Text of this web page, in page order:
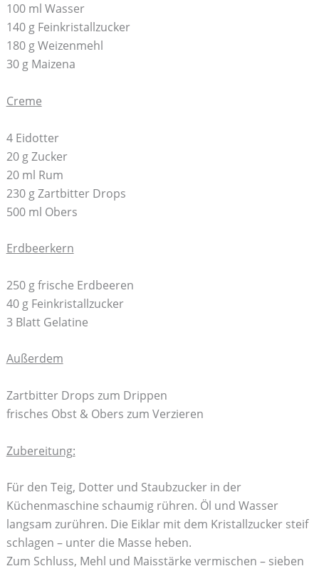
100 ml Wasser
140 g Feinkristallzucker
180 g Weizenmehl
30 g Maizena
Creme
4 Eidotter
20 g Zucker
20 ml Rum
230 g Zartbitter Drops
500 ml Obers
Erdbeerkern
250 g frische Erdbeeren
40 g Feinkristallzucker
3 Blatt Gelatine
Außerdem
Zartbitter Drops zum Drippen
frisches Obst & Obers zum Verzieren
Zubereitung:
Für den Teig, Dotter und Staubzucker in der
Küchenmaschine schaumig rühren. Öl und Wasser
langsam zurühren. Die Eiklar mit dem Kristallzucker steif
schlagen – unter die Masse heben.
Zum Schluss, Mehl und Maisstärke vermischen – sieben